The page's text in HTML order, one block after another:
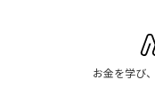
お金を学び